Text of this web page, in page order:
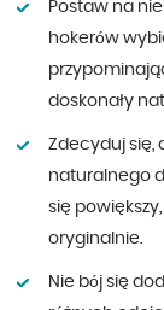
Postaw na
hokerów
doskonały
Zdecyduj się,
naturalnego
się
oryginalnie.
Nie bój się